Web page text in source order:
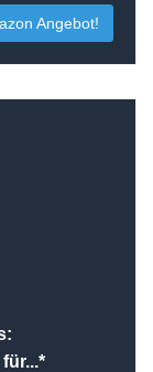
Angebot!